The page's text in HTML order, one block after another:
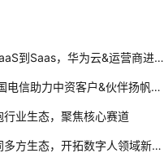
到Saas，华为云&运营商进入
作阶段
电信助力中资客户&伙伴扬帆出
行业生态，聚焦核心赛道
多方生态，开拓数字人领域新态